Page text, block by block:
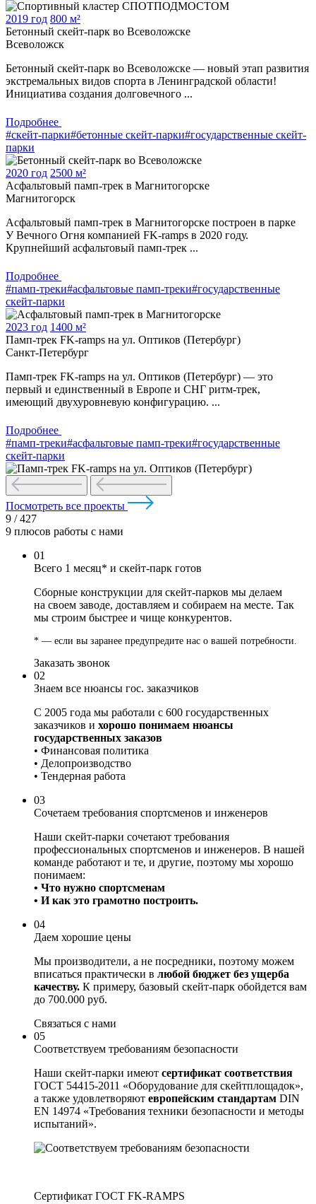
2019 год 800 м²
Бетонный скейт-парк во Всеволожске
Всеволожск
Бетонный скейт-парк во Всеволожске — новый этап развития
экстремальных видов спорта в Ленинградской области!
Инициатива создания долговечного ...
Подробнее
#скейт-парки#бетонные скейт-парки#государственные скейт-
парки
2020 год 2500 м²
Асфальтовый памп-трек в Магнитогорске
Магнитогорск
Асфальтовый памп-трек в Магнитогорске построен в парке
У Вечного Огня компанией FK-ramps в 2020 году.
Крупнейший асфальтовый памп-трек ...
Подробнее
#памп-треки#асфальтовые памп-треки#государственные
скейт-парки
2023 год 1400 м²
Памп-трек FK-ramps на ул. Оптиков (Петербург)
Санкт-Петербург
Памп-трек FK-ramps на ул. Оптиков (Петербург) — это
первый и единственный в Европе и СНГ ритм-трек,
имеющий двухуровневую конфигурацию. ...
Подробнее
#памп-треки#асфальтовые памп-треки#государственные
скейт-парки
Посмотреть все проекты
9 / 427
9 плюсов работы с нами
01
Всего 1 месяц* и скейт‑парк готов
Сборные конструкции для скейт-парков мы делаем
на своем заводе, доставляем и собираем на месте. Так
мы строим быстрее и чище конкурентов.
* — если вы заранее предупредите нас о вашей потребности.
Заказать звонок
02
Знаем все нюансы гос. заказчиков
С 2005 года мы работали с 600 государственных
заказчиков и хорошо понимаем нюансы
государственных заказов
• Финансовая политика
• Делопроизводство
• Тендерная работа
03
Сочетаем требования спортсменов и инженеров
Наши скейт-парки сочетают требования
профессиональных спортсменов и инженеров. В нашей
команде работают и те, и другие, поэтому мы хорошо
понимаем:
• Что нужно спортсменам
• И как это грамотно построить.
04
Даем хорошие цены
Мы производители, а не посредники, поэтому можем
вписаться практически в любой бюджет без ущерба
качеству. К примеру, базовый скейт-парк обойдется вам
до 700.000 руб.
Связаться с нами
05
Соответствуем требованиям безопасности
Наши скейт-парки имеют сертификат соответствия
ГОСТ 54415-2011 «Оборудование для скейтплощадок»,
а также удовлетворяют европейским стандартам DIN
EN 14974 «Требования техники безопасности и методы
испытаний».
Сертификат ГОСТ FK-RAMPS